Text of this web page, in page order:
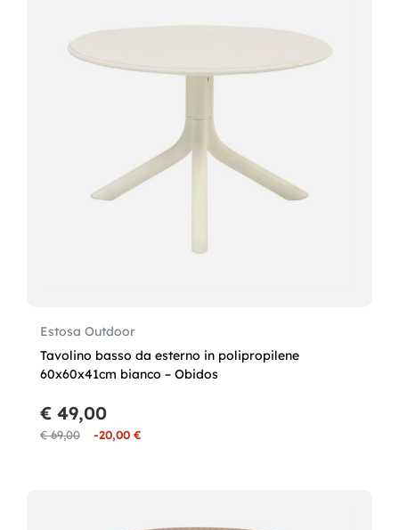
Estosa Outdoor
Tavolino basso da esterno in polipropilene
60x60x41cm bianco – Obidos
€ 69,00 -20,00 €
€ 49,00